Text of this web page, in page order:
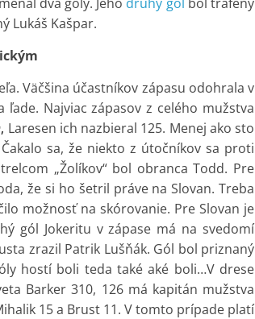
Lukáš Kašpar.
Väčšina účastníkov zápasu odohrala v
Najviac zápasov z celého mužstva
Laresen ich nazbieral 125. Menej ako sto
sa, že niekto z útočníkov sa proti
„Žolíkov“ bol obranca Todd. Pre
že si ho šetril práve na Slovan. Treba
možnosť na skórovanie. Pre Slovan je
gól Jokeritu v zápase má na svedomí
zrazil Patrik Lušňák. Gól bol priznaný
hostí boli teda také aké boli…V drese
Barker 310, 126 má kapitán mužstva
15 a Brust 11. V tomto prípade platí